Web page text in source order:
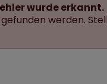
wurde erkannt.
werden.